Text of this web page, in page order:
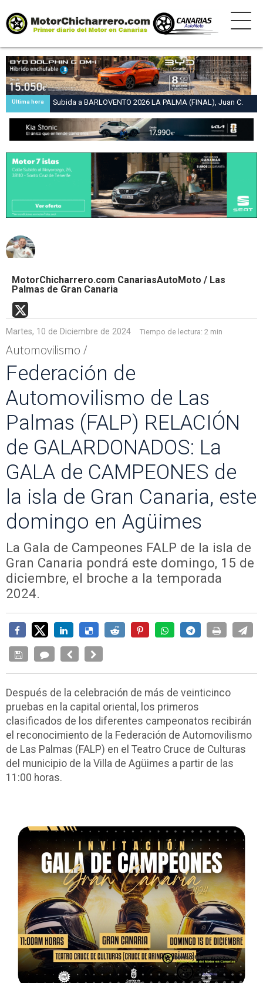
Última hora
Subida a BARLOVENTO 2026 LA PALMA (FINAL), Juan C.
Brito y Carlos A. Pérez hacen suya la victoria en la 47 Subida
a Barlovento
MotorChicharrero.com CanariasAutoMoto / Las
Palmas de Gran Canaria
Martes, 10 de Diciembre de 2024 Tiempo de lectura: 2 min
Automovilismo /
Federación de
Automovilismo de Las
Palmas (FALP) RELACIÓN
de GALARDONADOS: La
GALA de CAMPEONES de
la isla de Gran Canaria, este
domingo en Agüimes
La Gala de Campeones FALP de la isla de
Gran Canaria pondrá este domingo, 15 de
diciembre, el broche a la temporada
2024.
Después de la celebración de más de veinticinco
pruebas en la capital oriental, los primeros
clasificados de los diferentes campeonatos recibirán
el reconocimiento de la Federación de Automovilismo
de Las Palmas (FALP) en el Teatro Cruce de Culturas
del municipio de la Villa de Agüimes a partir de las
11:00 horas.